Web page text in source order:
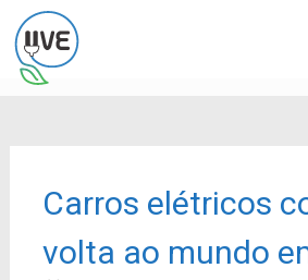
Carros elétricos
volta ao mundo